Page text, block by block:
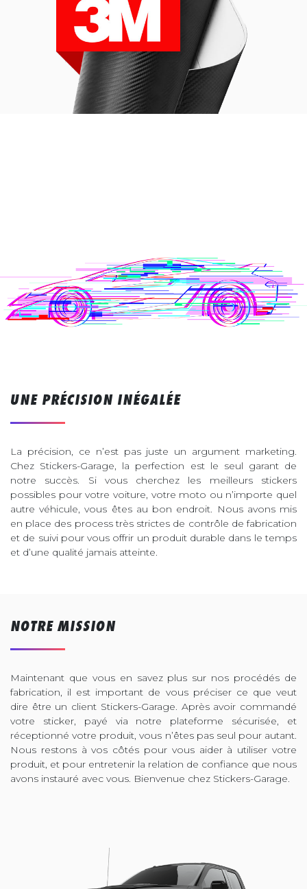
UNE PRÉCISION INÉGALÉE
La précision, ce n’est pas juste un argument marketing.
Chez Stickers-Garage, la perfection est le seul garant de
notre succès. Si vous cherchez les meilleurs stickers
possibles pour votre voiture, votre moto ou n’importe quel
autre véhicule, vous êtes au bon endroit. Nous avons mis
en place des process très strictes de contrôle de fabrication
et de suivi pour vous offrir un produit durable dans le temps
et d’une qualité jamais atteinte.
NOTRE MISSION
Maintenant que vous en savez plus sur nos procédés de
fabrication, il est important de vous préciser ce que veut
dire être un client Stickers-Garage. Après avoir commandé
votre sticker, payé via notre plateforme sécurisée, et
réceptionné votre produit, vous n’êtes pas seul pour autant.
Nous restons à vos côtés pour vous aider à utiliser votre
produit, et pour entretenir la relation de confiance que nous
avons instauré avec vous. Bienvenue chez Stickers-Garage.